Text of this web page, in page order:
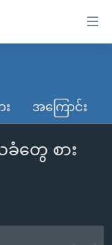
အကြောင်း
တွေ စား